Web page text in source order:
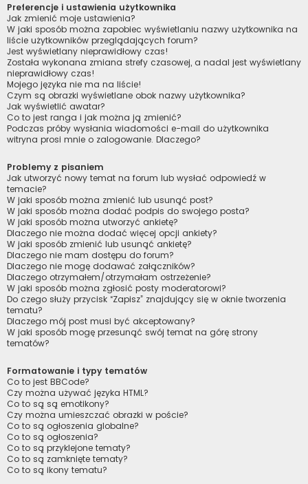
Preferencje i ustawienia użytkownika
Jak zmienić moje ustawienia?
W jaki sposób można zapobiec wyświetlaniu nazwy użytkownika na
liście użytkowników przeglądających forum?
Jest wyświetlany nieprawidłowy czas!
Została wykonana zmiana strefy czasowej, a nadal jest wyświetlany
nieprawidłowy czas!
Mojego języka nie ma na liście!
Czym są obrazki wyświetlane obok nazwy użytkownika?
Jak wyświetlić awatar?
Co to jest ranga i jak można ją zmienić?
Podczas próby wysłania wiadomości e-mail do użytkownika
witryna prosi mnie o zalogowanie. Dlaczego?
Problemy z pisaniem
Jak utworzyć nowy temat na forum lub wysłać odpowiedź w
temacie?
W jaki sposób można zmienić lub usunąć post?
W jaki sposób można dodać podpis do swojego posta?
W jaki sposób można utworzyć ankietę?
Dlaczego nie można dodać więcej opcji ankiety?
W jaki sposób zmienić lub usunąć ankietę?
Dlaczego nie mam dostępu do forum?
Dlaczego nie mogę dodawać załączników?
Dlaczego otrzymałem/otrzymałam ostrzeżenie?
W jaki sposób można zgłosić posty moderatorowi?
Do czego służy przycisk “Zapisz” znajdujący się w oknie tworzenia
tematu?
Dlaczego mój post musi być akceptowany?
W jaki sposób mogę przesunąć swój temat na górę strony
tematów?
Formatowanie i typy tematów
Co to jest BBCode?
Czy można używać języka HTML?
Co to są są emotikony?
Czy można umieszczać obrazki w poście?
Co to są ogłoszenia globalne?
Co to są ogłoszenia?
Co to są przyklejone tematy?
Co to są zamknięte tematy?
Co to są ikony tematu?